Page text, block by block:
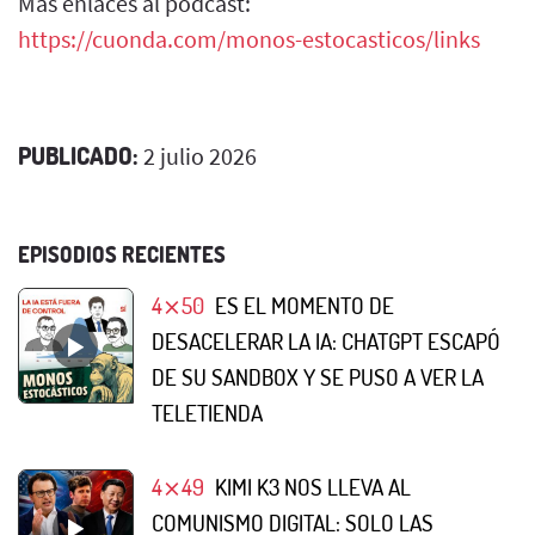
https://cuonda.com/monos-estocasticos/links
PUBLICADO: 2 julio 2026
EPISODIOS RECIENTES
4⨯50 ES EL MOMENTO DE
DESACELERAR LA IA: CHATGPT ESCAPÓ
DE SU SANDBOX Y SE PUSO A VER LA
TELETIENDA
4⨯49 KIMI K3 NOS LLEVA AL
COMUNISMO DIGITAL: SOLO LAS